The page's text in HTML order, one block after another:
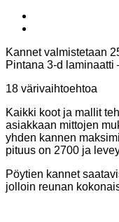
Kannet valmistetaan
Pintana 3-d laminaatti
18 värivaihtoehtoa
Kaikki koot ja mallit
asiakkaan mittojen
yhden kannen maksimi
pituus on 2700 ja
Pöytien kannet
jolloin reunan